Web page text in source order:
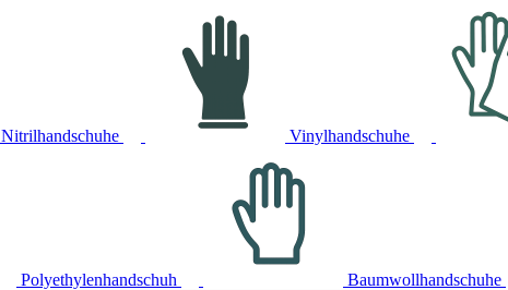
Nitrilhandschuhe Vinylhandschuhe
Polyethylenhandschuh Baumwollhandschuhe